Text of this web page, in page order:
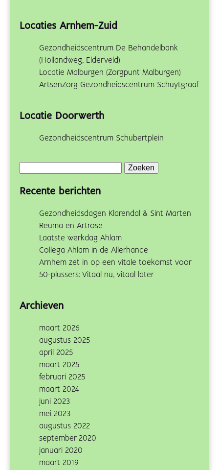
Locaties Arnhem-Zuid
Gezondheidscentrum De Behandelbank
(Hollandweg, Elderveld)
Locatie Malburgen (Zorgpunt Malburgen)
ArtsenZorg Gezondheidscentrum Schuytgraaf
Locatie Doorwerth
Gezondheidscentrum Schubertplein
Recente berichten
Gezondheidsdagen Klarendal & Sint Marten
Reuma en Artrose
Laatste werkdag Ahlam
Collega Ahlam in de Allerhande
Arnhem zet in op een vitale toekomst voor
50-plussers: Vitaal nu, vitaal later
Archieven
maart 2026
augustus 2025
april 2025
maart 2025
februari 2025
maart 2024
juni 2023
mei 2023
augustus 2022
september 2020
januari 2020
maart 2019